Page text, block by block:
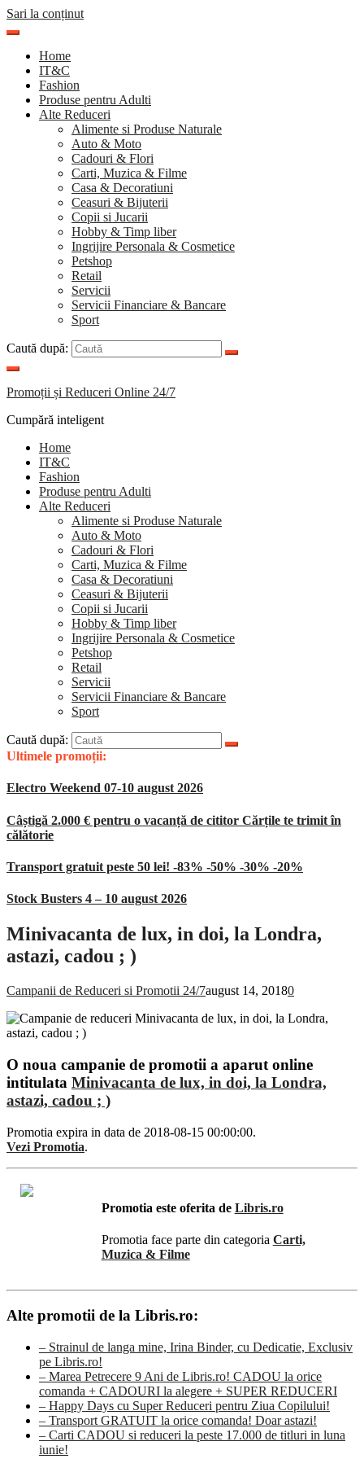
Sari la conținut
Home
IT&C
Fashion
Produse pentru Adulti
Alte Reduceri
Alimente si Produse Naturale
Auto & Moto
Cadouri & Flori
Carti, Muzica & Filme
Casa & Decoratiuni
Ceasuri & Bijuterii
Copii si Jucarii
Hobby & Timp liber
Ingrijire Personala & Cosmetice
Petshop
Retail
Servicii
Servicii Financiare & Bancare
Sport
Caută după:
Promoții și Reduceri Online 24/7
Cumpără inteligent
Home
IT&C
Fashion
Produse pentru Adulti
Alte Reduceri
Alimente si Produse Naturale
Auto & Moto
Cadouri & Flori
Carti, Muzica & Filme
Casa & Decoratiuni
Ceasuri & Bijuterii
Copii si Jucarii
Hobby & Timp liber
Ingrijire Personala & Cosmetice
Petshop
Retail
Servicii
Servicii Financiare & Bancare
Sport
Caută după:
Ultimele promoții:
Electro Weekend 07-10 august 2026
Câștigă 2.000 € pentru o vacanță de cititor Cărțile te trimit în
călătorie
Transport gratuit peste 50 lei! -83% -50% -30% -20%
Stock Busters 4 – 10 august 2026
Minivacanta de lux, in doi, la Londra,
astazi, cadou ; )
Campanii de Reduceri si Promotii 24/7august 14, 20180
O noua campanie de promotii a aparut online
intitulata Minivacanta de lux, in doi, la Londra,
astazi, cadou ; )
Promotia expira in data de 2018-08-15 00:00:00.
Vezi Promotia.
Promotia este oferita de Libris.ro
Promotia face parte din categoria Carti,
Muzica & Filme
Alte promotii de la Libris.ro:
– Strainul de langa mine, Irina Binder, cu Dedicatie, Exclusiv
pe Libris.ro!
– Marea Petrecere 9 Ani de Libris.ro! CADOU la orice
comanda + CADOURI la alegere + SUPER REDUCERI
– Happy Days cu Super Reduceri pentru Ziua Copilului!
– Transport GRATUIT la orice comanda! Doar astazi!
– Carti CADOU si reduceri la peste 17.000 de titluri in luna
iunie!